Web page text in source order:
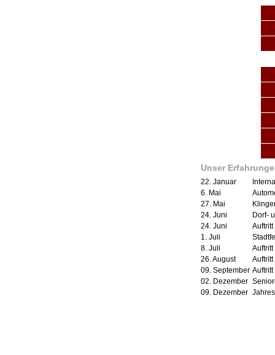
Unser
22. Januar
6. Mai
27. Mai
24. Juni
Dorf-
24. Juni
1. Juli
8. Juli
26. August
09. September
02. Dezember
09. Dezember